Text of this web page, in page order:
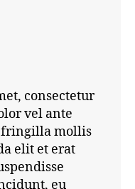
consectetur
vel ante
fringilla mollis
elit et erat
eu